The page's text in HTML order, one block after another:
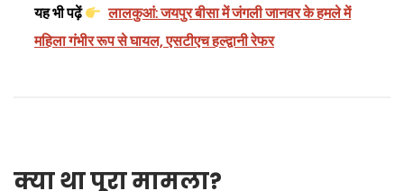
यह भी पढ़ें
लालकुआं: जयपुर बीसा में जंगली जानवर के हमले में
महिला गंभीर रूप से घायल, एसटीएच हल्द्वानी रेफर
क्या था पूरा मामला?